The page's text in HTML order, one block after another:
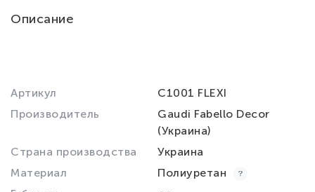
Описание
Артикул
C1001 FLEXI
Производитель
Gaudi Fabello Decor
(Украина)
Страна производства
Украина
Материал
Полиуретан